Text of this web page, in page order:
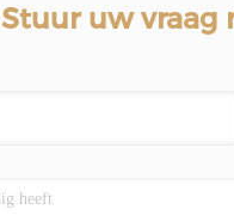
Stuur uw vraag